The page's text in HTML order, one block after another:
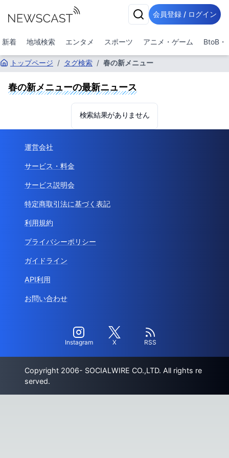
会員登録 / ログイン
新着 地域検索 エンタメ スポーツ アニメ・ゲーム BtoB・
トップページ / タグ検索 / 春の新メニュー
春の新メニューの最新ニュース
検索結果がありません
運営会社
サービス・料金
サービス説明会
特定商取引法に基づく表記
利用規約
プライバシーポリシー
ガイドライン
API利用
お問い合わせ
Instagram X RSS
Copyright 2006- SOCIALWIRE CO.,LTD. All rights re
served.